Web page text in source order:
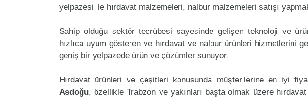
yelpazesi ile hırdavat malzemeleri, nalbur malzemeleri satışı
Sahip olduğu sektör tecrübesi sayesinde gelişen teknoloji ve
hızlıca uyum gösteren ve hırdavat ve nalbur ürünleri hizmetlerini
geniş bir yelpazede ürün ve çözümler sunuyor.
Hırdavat ürünleri ve çeşitleri konusunda müşterilerine en iyi
Asdoğu, özellikle Trabzon ve yakınları başta olmak üzere